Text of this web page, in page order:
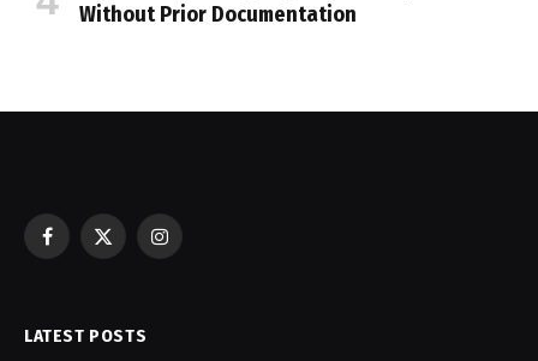
Without Prior Documentation
Facebook
X
Instagram
LATEST POSTS